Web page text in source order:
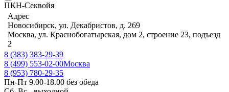
ПКН-Секвойя
Адрес
Новосибирск, ул. Декабристов, д. 269
Москва, ул. Краснобогатырская, дом 2, строение 23, подъезд
2
8 (383) 383-29-39
8 (499) 553-02-00Москва
8 (953) 780-29-35
Пн-Пт 9.00-18.00 без обеда